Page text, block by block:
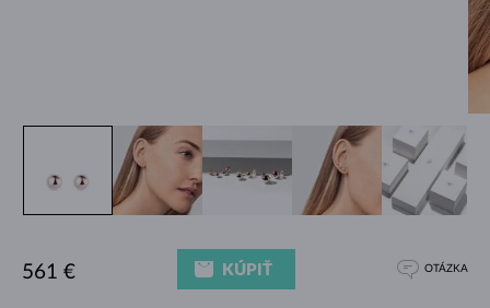
561 € KÚPIŤ OTÁZKA